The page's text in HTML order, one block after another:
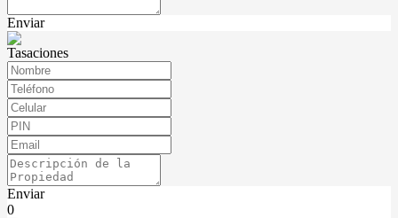
Enviar
Tasaciones
Enviar
0